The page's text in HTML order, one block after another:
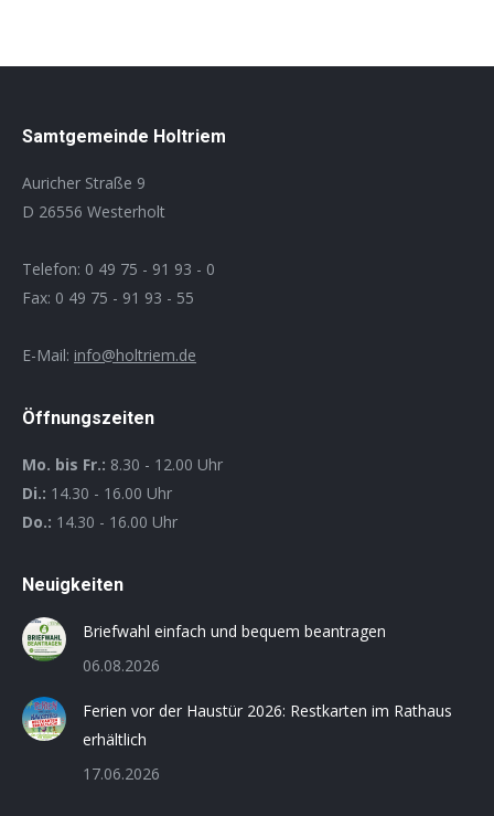
Samtgemeinde Holtriem
Auricher Straße 9
D 26556 Westerholt
Telefon: 0 49 75 - 91 93 - 0
Fax: 0 49 75 - 91 93 - 55
E-Mail: info@holtriem.de
Öffnungszeiten
Mo. bis Fr.: 8.30 - 12.00 Uhr
Di.: 14.30 - 16.00 Uhr
Do.: 14.30 - 16.00 Uhr
Neuigkeiten
Briefwahl einfach und bequem beantragen
06.08.2026
Ferien vor der Haustür 2026: Restkarten im Rathaus
erhältlich
17.06.2026